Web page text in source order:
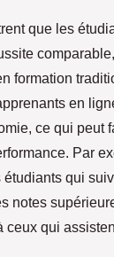
que les
formation
en
ce qui peut
Par
qui
notes
ceux qui